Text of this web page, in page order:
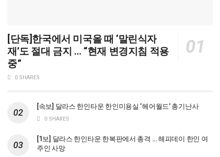
[단독]한국에서 미국올 때 ‘말린식자
재’도 절대 금지 … “현재 변경지침 적용
중”
0 SHARES
[속보] 달라스 한인타운 한인미용실 ‘헤어월드’ 총기난사
0 SHARES
[1보] 달라스 한인타운 한복판에서 총격 … 해피데이 한인 여
주인 사망